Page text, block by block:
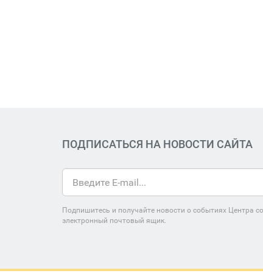
ПОДПИСАТЬСЯ НА НОВОСТИ САЙТА
Подпишитесь и получайте новости о событиях Центра
электронный почтовый ящик.